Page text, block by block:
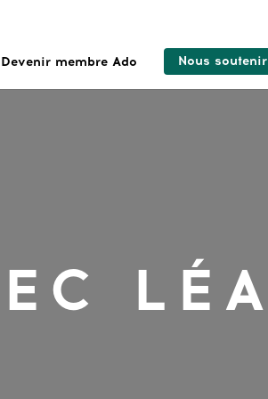
Devenir membre Ado Nous soutenir
LÉA